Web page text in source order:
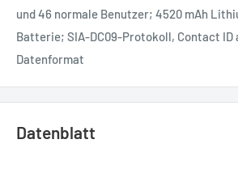
und 46 normale Benutzer; 4520 mAh
Batterie; SIA-DC09-Protokoll, Contact ID
Datenformat
Datenblatt